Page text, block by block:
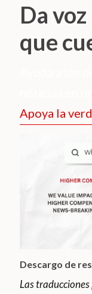
Da
que
Apoya la
Descargo de
Las